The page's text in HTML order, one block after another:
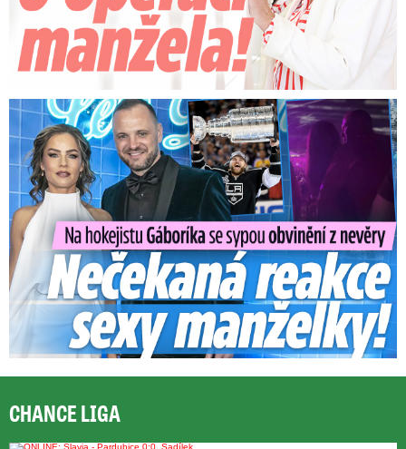
Na Gáboríka se sypou obvinění z nevěry: Reakce manželky!
CHANCE LIGA